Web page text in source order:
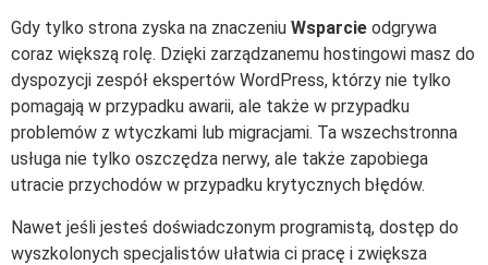
Gdy tylko strona zyska na znaczeniu Wsparcie odgrywa
coraz większą rolę. Dzięki zarządzanemu hostingowi masz do
dyspozycji zespół ekspertów WordPress, którzy nie tylko
pomagają w przypadku awarii, ale także w przypadku
problemów z wtyczkami lub migracjami. Ta wszechstronna
usługa nie tylko oszczędza nerwy, ale także zapobiega
utracie przychodów w przypadku krytycznych błędów.
Nawet jeśli jesteś doświadczonym programistą, dostęp do
wyszkolonych specjalistów ułatwia ci pracę i zwiększa